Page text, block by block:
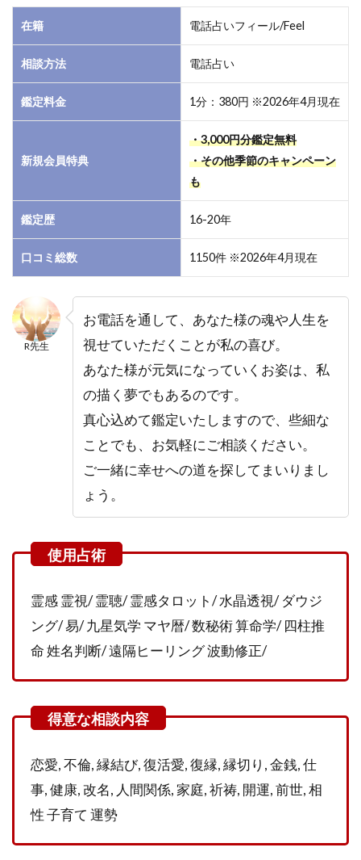
や復
縁成
就が
得
電話
フィ
ール
R（あ
ー
先生
の口
コ
ミ・
評判
R（あ
ー
る）
先生
い口
コ
ミ・
2.3
口コ
評判
在籍 電話占いフィール/Feel
相談方法 電話占い
鑑定料金 1分：380円 ※2026年4月現在
新規会員特典
・3,000円分鑑定無料
・その他季節のキャンペーン
も
鑑定歴 16-20年
口コミ総数 1150件 ※2026年4月現在
R先生
お電話を通して、あなた様の魂や人生を
視せていただくことが私の喜び。
あなた様が元気になっていくお姿は、私
の描く夢でもあるのです。
真心込めて鑑定いたしますので、些細な
ことでも、お気軽にご相談ください。
ご一緒に幸せへの道を探してまいりまし
ょう。
霊感 霊視/ 霊聴/ 霊感タロット/ 水晶透視/ ダウジ
ング/ 易/ 九星気学 マヤ暦/ 数秘術 算命学/ 四柱推
命 姓名判断/ 遠隔ヒーリング 波動修正/
恋愛, 不倫, 縁結び, 復活愛, 復縁, 縁切り, 金銭, 仕
事, 健康, 改名, 人間関係, 家庭, 祈祷, 開運, 前世, 相
性 子育て 運勢